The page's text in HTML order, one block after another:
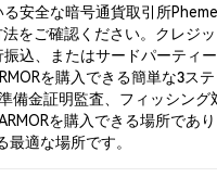
安全な暗号通貨取引所
をご確認ください。クレジッ
込、またはサードパーティ
を購入できる簡単な3ステ
備金証明監査、フィッシング
を購入できる場所であ
最適な場所です。